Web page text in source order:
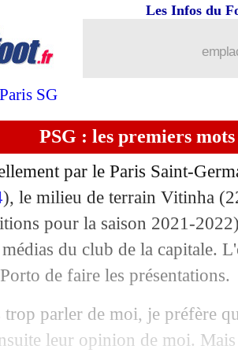
Paris SG
Les Infos du
PSG : les premiers
par le Paris Saint-
), le milieu de terrain Vitinha
pour la saison 2021-
du club de la capitale.
de faire les présentations.
trop parler de moi, je préfère
leur opinion de moi.
"crack" Karamoko
prometteur Poreba
: Genesio a prolongé (officiel)
c'est bouclé (officiel)
Sassuolo n'a pas de
: la doublure d'Ederson